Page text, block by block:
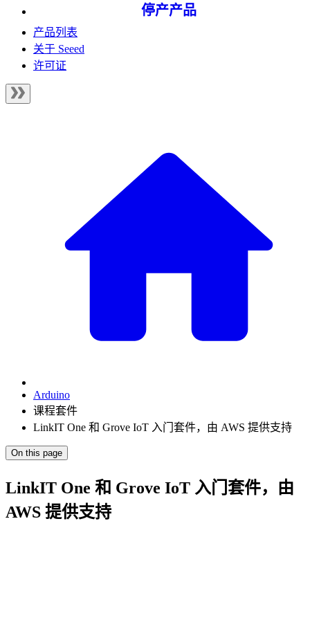
停产产品
产品列表
关于 Seeed
许可证
Arduino
课程套件
LinkIT One 和 Grove IoT 入门套件，由 AWS 提供支持
On this page
LinkIT One 和 Grove IoT 入门套件，由
AWS 提供支持